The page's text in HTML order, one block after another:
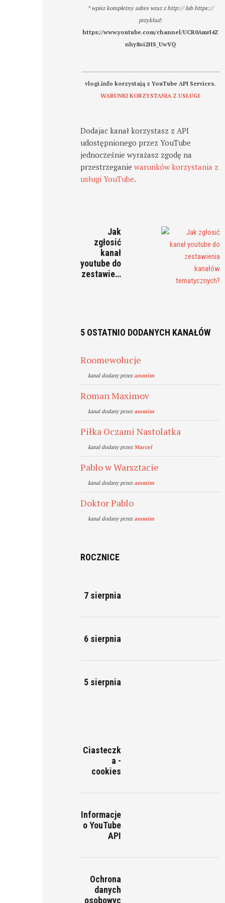
* wpisz kompletny adres wraz z http:// lub https://
przykład:
https://www.youtube.com/channel/UCR0AmrI4Z
nhy8oi2HS_UwVQ
-------------------------------------------------------
vlogi.info korzystają z YouTube API Services.
WARUNKI KORZYSTANIA Z USŁUGI
Dodajac kanał korzystasz z API
udostępnionego przez YouTube
jednocześnie wyrażasz zgodę na
przestrzeganiewarunków korzystania z
usługi YouTube.
Jak
zgłosić
kanał
youtube do
zestawie…
5 OSTATNIO DODANYCH KANAŁÓW
Roomewolucje
kanal dodany przezanonim
Roman Maximov
kanal dodany przezanonim
Piłka Oczami Nastolatka
kanal dodany przezMarcel
Pablo w Warsztacie
kanal dodany przezanonim
Doktor Pablo
kanal dodany przezanonim
ROCZNICE
7 sierpnia
6 sierpnia
5 sierpnia
Ciasteczk
a -
cookies
Informacje
o YouTube
API
Ochrona
danych
osobowyc